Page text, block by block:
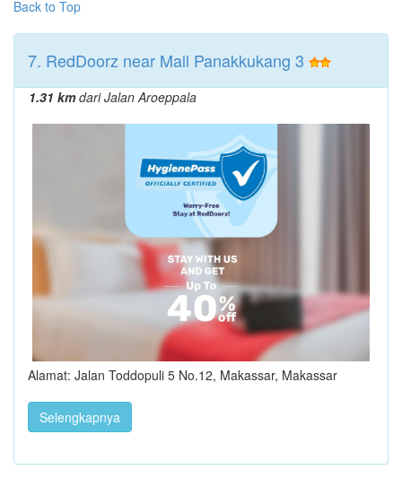
Back to Top
7. RedDoorz near Mall Panakkukang 3
1.31 kmdari Jalan Aroeppala
Alamat: Jalan Toddopuli 5 No.12, Makassar, Makassar
Selengkapnya